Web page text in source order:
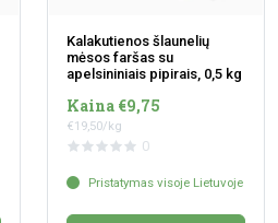
Kalakutienos šlaunelių
mėsos faršas su
apelsininiais pipirais, 0,5 kg
Kaina €9,75
€19,50/kg
0
Pristatymas visoje Lietuvoje